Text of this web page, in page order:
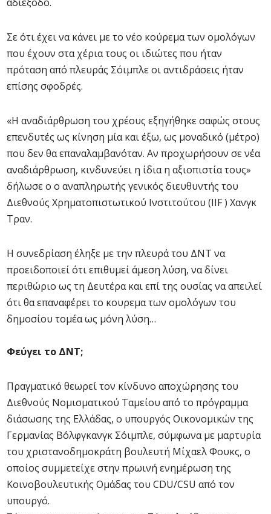
Σε ότι έχει να κάνει με το νέο κούρεμα των ομολόγων
που έχουν στα χέρια τους οι ιδιώτες που ήταν
πρόταση από πλευράς Σόιμπλε οι αντιδράσεις ήταν
επίσης σφοδρές.
«Η αναδιάρθρωση του χρέους εξηγήθηκε σαφώς στους
επενδυτές ως κίνηση μία και έξω, ως μοναδικό (μέτρο)
που δεν θα επαναλαμβανόταν. Αν προχωρήσουν σε νέα
αναδιάρθρωση, κινδυνεύει η ίδια η αξιοπιστία τους»
δήλωσε ο ο αναπληρωτής γενικός διευθυντής του
Διεθνούς Χρηματοπιστωτικού Ινστιτούτου (IIF ) Χανγκ
Τραν.
Η συνεδρίαση έληξε με την πλευρά του ΔΝΤ να
προειδοποιεί ότι επιθυμεί άμεση λύση, να δίνει
περιθώριο ως τη Δευτέρα και επί της ουσίας να απειλεί
ότι θα επαναφέρει το κουρεμα των ομολόγων του
δημοσίου τομέα ως μόνη λύση…
Φεύγει το ΔΝΤ;
Πραγματικό θεωρεί τον κίνδυνο αποχώρησης του
Διεθνούς Νομισματικού Ταμείου από το πρόγραμμα
διάσωσης της Ελλάδας, ο υπουργός Οικονομικών της
Γερμανίας Βόλφγκανγκ Σόιμπλε, σύμφωνα με μαρτυρία
του χριστανοδημοκράτη βουλευτή Μίχαελ Φουκς, ο
οποίος συμμετείχε στην πρωινή ενημέρωση της
Κοινοβουλευτικής Ομάδας του CDU/CSU από τον
υπουργό.